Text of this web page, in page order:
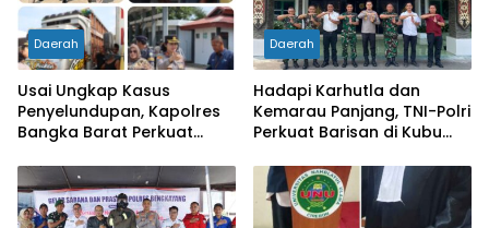
Daerah
Usai Ungkap Kasus
Penyelundupan, Kapolres
Bangka Barat Perkuat
Pelabuhan Tanjung Kalian
Daerah
Hadapi Karhutla dan
Kemarau Panjang, TNI-Polri
Perkuat Barisan di Kubu